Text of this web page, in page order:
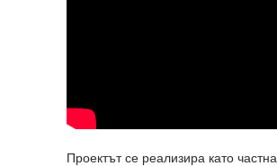
Проектът се реализира като частна